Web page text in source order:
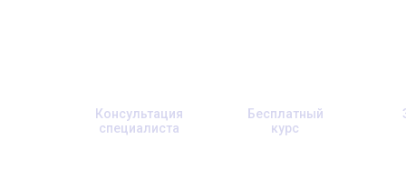
Консультация
специалиста
Бесплатный
курс